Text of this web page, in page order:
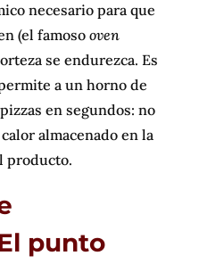
necesario para que
(el famoso oven
se endurezca. Es
a un horno de
en segundos: no
almacenado en la
producto.
punto